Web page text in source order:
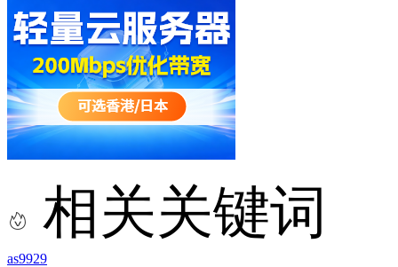
相关关键词
as9929